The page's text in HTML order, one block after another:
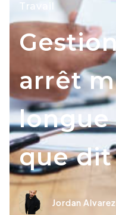
Travail
arrêt
longue
que
Jordan Alvarez